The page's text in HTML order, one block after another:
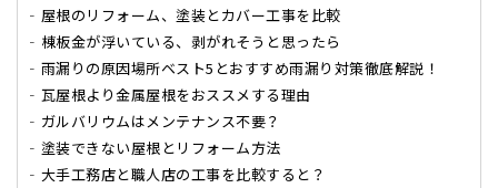
屋根のリフォーム、塗装とカバー工事を比較
棟板金が浮いている、剥がれそうと思ったら
雨漏りの原因場所ベスト5とおすすめ雨漏り対策徹底解説！
瓦屋根より金属屋根をおススメする理由
ガルバリウムはメンテナンス不要？
塗装できない屋根とリフォーム方法
大手工務店と職人店の工事を比較すると？